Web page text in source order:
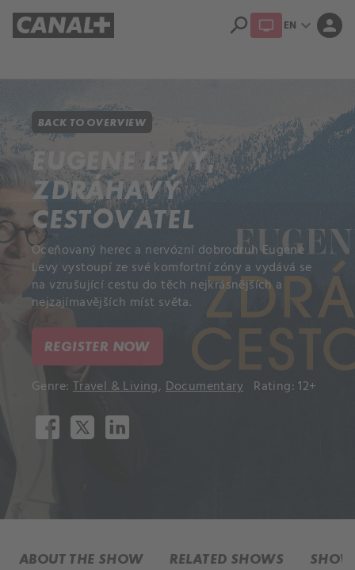
search EN expand_more person
BACK TO OVERVIEW
EUGENE LEVY,
ZDRÁHAVÝ
CESTOVATEL
Oceňovaný herec a nervózní dobrodruh Eugene
Levy vystoupí ze své komfortní zóny a vydává se
na vzrušující cestu do těch nejkrásnějších a
nejzajímavějších míst světa.
REGISTER NOW
Genre: Travel & Living, Documentary Rating: 12+
ABOUT THE SHOW RELATED SHOWS